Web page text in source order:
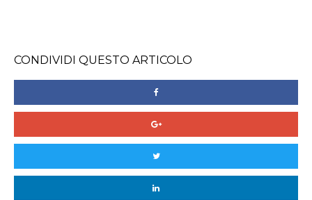
CONDIVIDI QUESTO ARTICOLO